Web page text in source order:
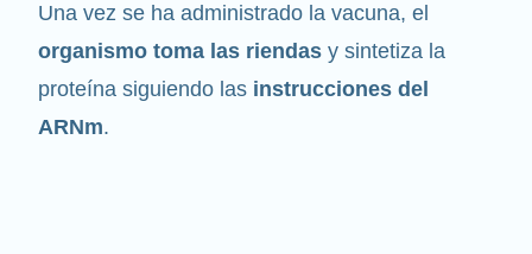
Una vez se ha administrado la vacuna, el
organismo toma las riendas y sintetiza la
proteína siguiendo las instrucciones del
ARNm.